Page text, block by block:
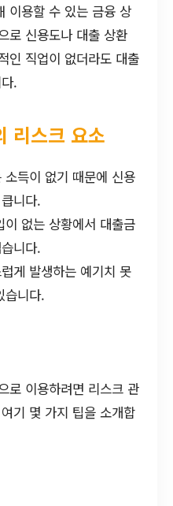
이용할 수 있는 금융 상
로 신용도나 대출 상환
인 직업이 없더라도 대출
.
리스크 요소
소득이 없기 때문에 신용
니다.
이 없는 상황에서 대출금
니다.
게 발생하는 예기치 못
습니다.
로 이용하려면 리스크 관
기 몇 가지 팁을 소개합